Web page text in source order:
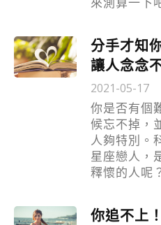
來測算一下
分手才知
讓人念念
2021-05-17
你是否有個
候忘不掉，
人夠特別。
星座戀人，
釋懷的人呢
你追不上